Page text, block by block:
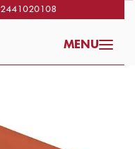
2441020108